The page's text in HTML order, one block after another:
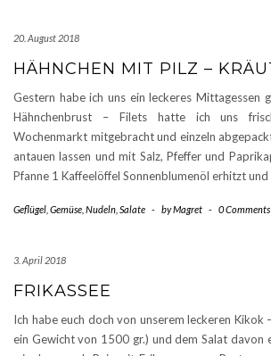
20. August 2018
HÄHNCHEN MIT PILZ –
Gestern habe ich uns ein leckeres Mittagessen
Hähnchenbrust – Filets hatte ich uns
Wochenmarkt mitgebracht und einzeln
antauen lassen und mit Salz, Pfeffer und
Pfanne 1 Kaffeelöffel Sonnenblumenöl erhitzt und
Geflügel Gemüse Nudeln Salate - byMagret - 0 Comments
3. April 2018
FRIKASSEE
Ich habe euch doch von unserem leckeren Kikok
ein Gewicht von 1500 gr.) und dem Salat davon